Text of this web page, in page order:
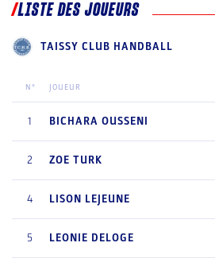
LISTE DES JOUEURS
TAISSY CLUB HANDBALL
N° JOUEUR
1 BICHARA OUSSENI
2 ZOE TURK
4 LISON LEJEUNE
5 LEONIE DELOGE